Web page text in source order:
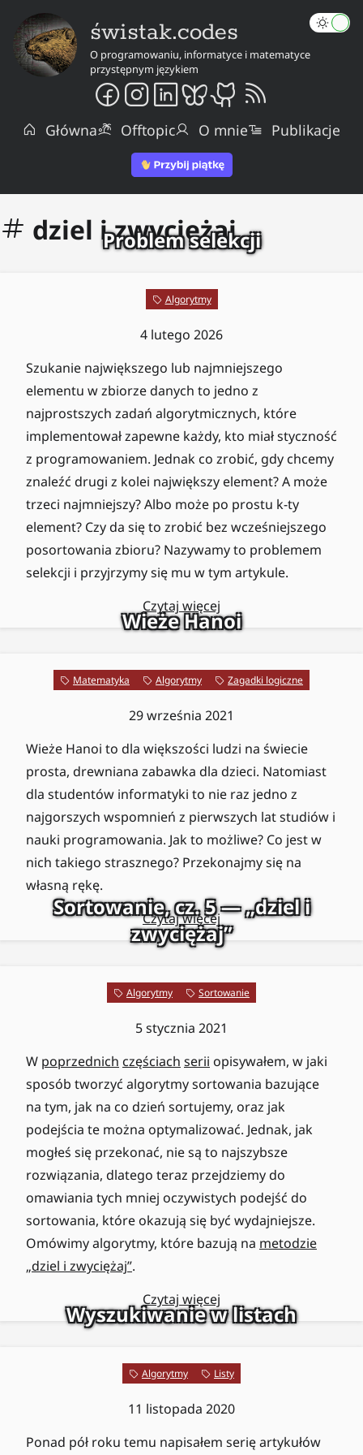
świstak.codes
O programowaniu, informatyce i matematyce
przystępnym językiem
Główna Offtopic O mnie Publikacje
dziel i zwyciężaj
Problem selekcji
Algorytmy
4 lutego 2026
Szukanie największego lub najmniejszego
elementu w zbiorze danych to jedno z
najprostszych zadań algorytmicznych, które
implementował zapewne każdy, kto miał styczność
z programowaniem. Jednak co zrobić, gdy chcemy
znaleźć drugi z kolei największy element? A może
trzeci najmniejszy? Albo może po prostu k-ty
element? Czy da się to zrobić bez wcześniejszego
posortowania zbioru? Nazywamy to problemem
selekcji i przyjrzymy się mu w tym artykule.
Czytaj więcej
Wieże Hanoi
Matematyka Algorytmy Zagadki logiczne
29 września 2021
Wieże Hanoi to dla większości ludzi na świecie
prosta, drewniana zabawka dla dzieci. Natomiast
dla studentów informatyki to nie raz jedno z
najgorszych wspomnień z pierwszych lat studiów i
nauki programowania. Jak to możliwe? Co jest w
nich takiego strasznego? Przekonajmy się na
własną rękę.
Czytaj więcej
Sortowanie, cz. 5 — „dziel i
zwyciężaj”
Algorytmy Sortowanie
5 stycznia 2021
W poprzednich częściach serii opisywałem, w jaki
sposób tworzyć algorytmy sortowania bazujące
na tym, jak na co dzień sortujemy, oraz jak
podejścia te można optymalizować. Jednak, jak
mogłeś się przekonać, nie są to najszybsze
rozwiązania, dlatego teraz przejdziemy do
omawiania tych mniej oczywistych podejść do
sortowania, które okazują się być wydajniejsze.
Omówimy algorytmy, które bazują na metodzie
„dziel i zwyciężaj”.
Czytaj więcej
Wyszukiwanie w listach
Algorytmy Listy
11 listopada 2020
Ponad pół roku temu napisałem serię artykułów